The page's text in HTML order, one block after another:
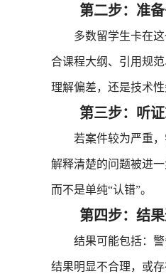
第二步：准备
多数留学生卡在这
合课程大纲、引用规
理解偏差，还是技术
第三步：听证
若案件较为严重，
解释清楚的问题被进
而不是单纯“认错”。
第四步：结果
结果可能包括：警告
结果明显不合理，或